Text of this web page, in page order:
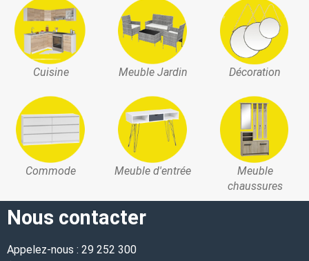
Cuisine Meuble Jardin Décoration
Commode Meuble d'entrée
Meuble
chaussures
Nous contacter
Appelez-nous : 29 252 300